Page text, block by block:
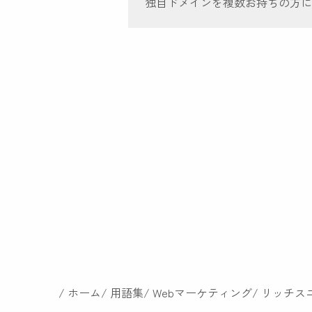
ホーム 用語集 Webマーケティング リッチス